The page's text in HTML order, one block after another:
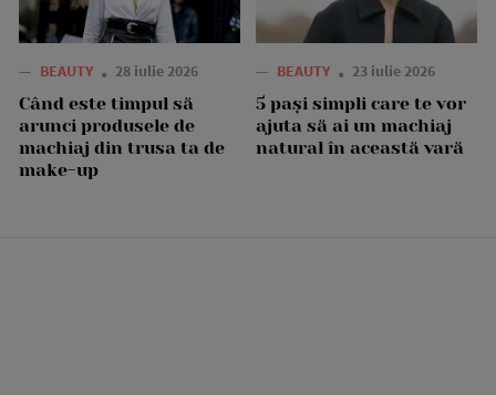
— BEAUTY 28 iulie 2026
Când este timpul să
arunci produsele de
machiaj din trusa ta de
make-up
— BEAUTY 23 iulie 2026
5 pași simpli care te vor
ajuta să ai un machiaj
natural în această vară